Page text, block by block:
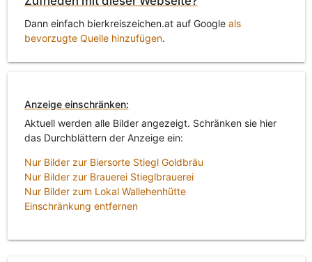
Dann einfach bierkreiszeichen.at auf Google als
bevorzugte Quelle hinzufügen.
Anzeige einschränken:
Aktuell werden alle Bilder angezeigt. Schränken sie hier
das Durchblättern der Anzeige ein:
Nur Bilder zur Biersorte Stiegl Goldbräu
Nur Bilder zur Brauerei Stieglbrauerei
Nur Bilder zum Lokal Wallehenhütte
Einschränkung entfernen